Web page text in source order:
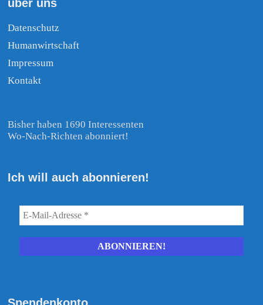
über uns
Datenschutz
Humanwirtschaft
Impressum
Kontakt
Bisher haben 1690 Interessenten
Wo-Nach-Richten abonniert!
Ich will auch abonnieren!